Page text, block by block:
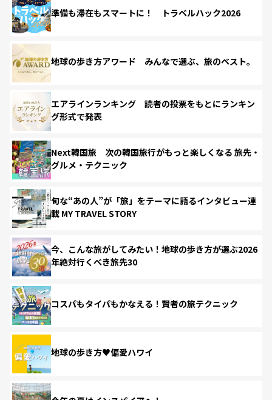
準備も滞在もスマートに！ トラベルハック2026
地球の歩き方アワード みんなで選ぶ、旅のベスト。
エアラインランキング 読者の投票をもとにランキン
グ形式で発表
Next韓国旅 次の韓国旅行がもっと楽しくなる 旅先・
グルメ・テクニック
旬な“あの人”が「旅」をテーマに語るインタビュー連
載 MY TRAVEL STORY
今、こんな旅がしてみたい！地球の歩き方が選ぶ2026
年絶対行くべき旅先30
コスパもタイパもかなえる！賢者の旅テクニック
地球の歩き方♥偏愛ハワイ